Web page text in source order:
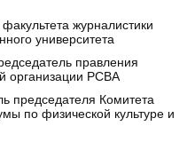
журналистики
университета
правления
организации РСВА
председателя Комитета
по физической культуре и